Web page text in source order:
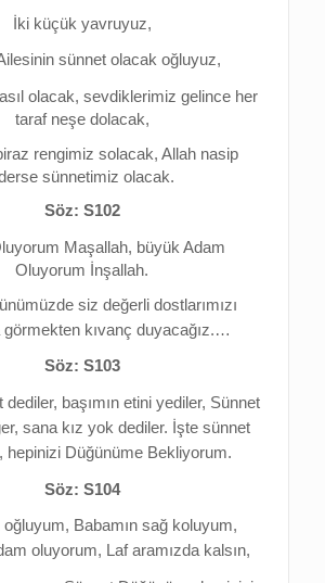
İki küçük yavruyuz,
sünnet olacak oğluyuz,
olacak, sevdiklerimiz gelince her
taraf neşe dolacak,
rengimiz solacak, Allah nasip
sünnetimiz olacak.
Söz: S102
Maşallah, büyük Adam
Oluyorum İnşallah.
siz değerli dostlarımızı
görmekten kıvanç duyacağız.…
Söz: S103
dediler, başımın etini yediler, Sünnet
sana kız yok dediler. İşte sünnet
hepinizi Düğünüme Bekliyorum.
Söz: S104
oğluyum,
oluyorum, Laf aramızda kalsın,